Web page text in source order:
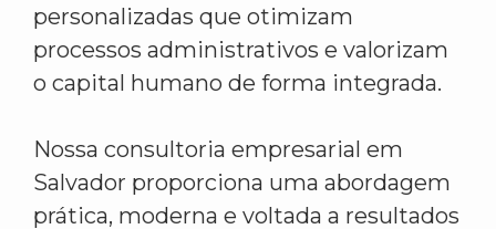
personalizadas que otimizam
processos administrativos e valorizam
o capital humano de forma integrada.
Nossa consultoria empresarial em
Salvador proporciona uma abordagem
prática, moderna e voltada a resultados